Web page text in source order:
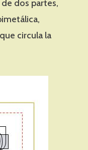
dos partes,
circula la